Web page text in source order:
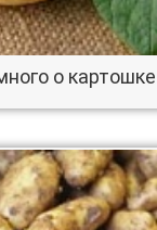
о картошке